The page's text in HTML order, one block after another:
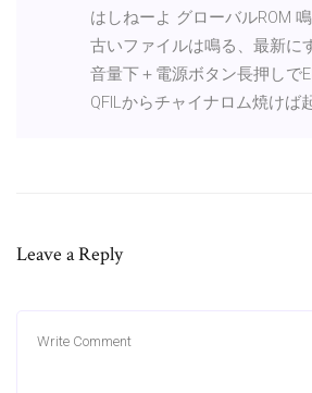
はしねーよ グローバルROM
古いファイルは鳴る、最新に
音量下＋電源ボタン長押しで
QFILからチャイナロム焼けば
Leave a Reply